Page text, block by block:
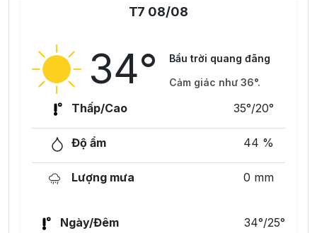
T7 08/08
34°
Bầu trời quang đãng
Cảm giác như 36°.
Thấp/Cao 35°/20°
Độ ẩm 44 %
Lượng mưa 0 mm
Ngày/Đêm 34°/25°